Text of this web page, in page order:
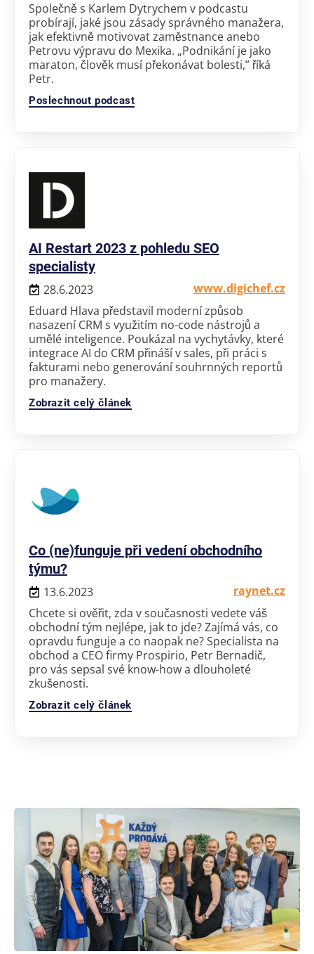
Společně s Karlem Dytrychem v podcastu
probírají, jaké jsou zásady správného manažera,
jak efektivně motivovat zaměstnance anebo
Petrovu výpravu do Mexika. „Podnikání je jako
maraton, člověk musí překonávat bolesti,” říká
Petr.
Poslechnout podcast
AI Restart 2023 z pohledu SEO
specialisty
28.6.2023
www.digichef.cz
Eduard Hlava představil moderní způsob
nasazení CRM s využitím no-code nástrojů a
umělé inteligence. Poukázal na vychytávky, které
integrace AI do CRM přináší v sales, při práci s
fakturami nebo generování souhrnných reportů
pro manažery.
Zobrazit celý článek
Co (ne)funguje při vedení obchodního
týmu?
13.6.2023
raynet.cz
Chcete si ověřit, zda v současnosti vedete váš
obchodní tým nejlépe, jak to jde? Zajímá vás, co
opravdu funguje a co naopak ne? Specialista na
obchod a CEO firmy Prospirio, Petr Bernadič,
pro vás sepsal své know-how a dlouholeté
zkušenosti.
Zobrazit celý článek